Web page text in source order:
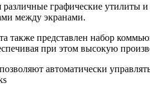
различные графические
между экранами.
также представлен набор
при этом высокую
автоматически